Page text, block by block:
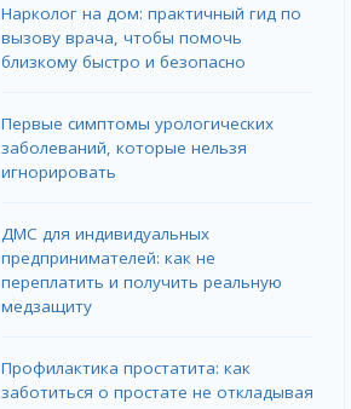
Нарколог на дом: практичный гид по
вызову врача, чтобы помочь
близкому быстро и безопасно
Первые симптомы урологических
заболеваний, которые нельзя
игнорировать
ДМС для индивидуальных
предпринимателей: как не
переплатить и получить реальную
медзащиту
Профилактика простатита: как
заботиться о простате не откладывая